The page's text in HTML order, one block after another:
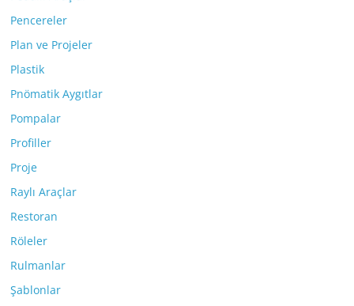
Pencereler
Plan ve Projeler
Plastik
Pnömatik Aygıtlar
Pompalar
Profiller
Proje
Raylı Araçlar
Restoran
Röleler
Rulmanlar
Şablonlar